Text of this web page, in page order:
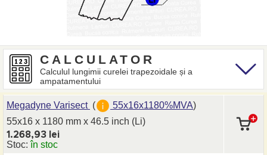
CALCULATOR
Calculul lungimii curelei trapezoidale și a
ampatamentului
Megadyne Varisect ( 55x16x1180%MVA)
55x16 x 1180 mm x 46.5 inch (Li)
1.268,93 lei
Stoc:în stoc